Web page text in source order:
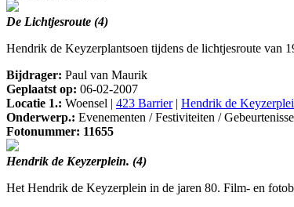
De Lichtjesroute (4)
Hendrik de Keyzerplantsoen tijdens de lichtjesroute van
Bijdrager: Paul van Maurik
Geplaatst op: 06-02-2007
Locatie 1.: Woensel | 423 Barrier| Hendrik de
Onderwerp.: Evenementen / Festiviteiten /
Fotonummer: 11655
Hendrik de Keyzerplein. (4)
Het Hendrik de Keyzerplein in de jaren 80. Film- en